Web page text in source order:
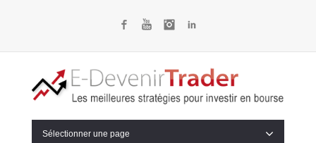
FacebookYouTubeInstagram
Sélectionner une page